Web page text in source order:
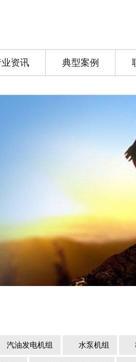
资讯 典型案例
汽油发电机组 水泵机组